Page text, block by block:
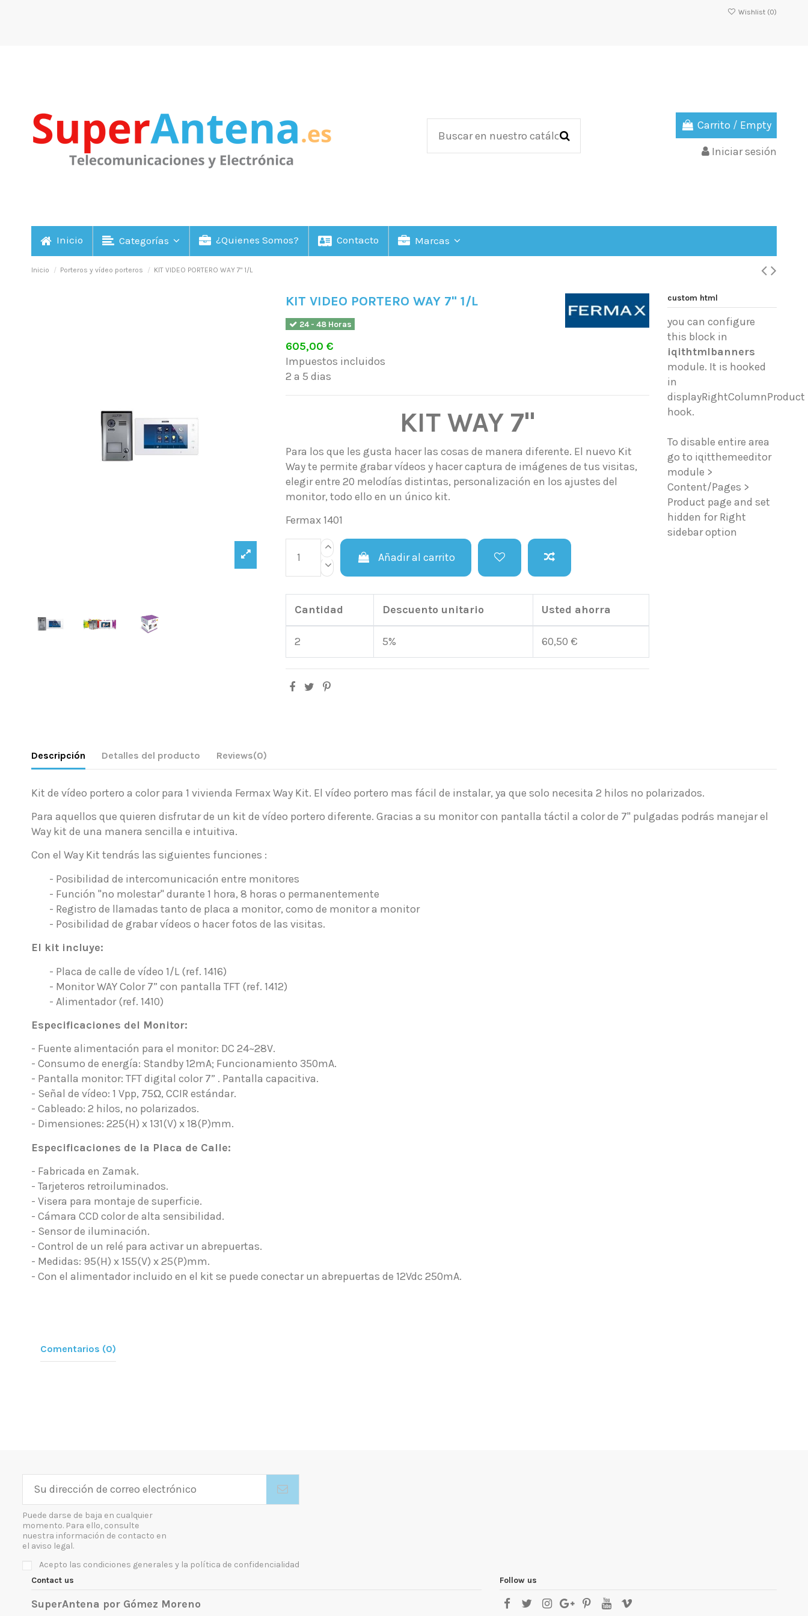
Wishlist (0)
Carrito / Empty
Iniciar sesión
Inicio Categorías ¿Quienes Somos? Contacto Marcas
Inicio Porteros y vídeo porteros KIT VIDEO PORTERO WAY 7" 1/L
KIT VIDEO PORTERO WAY 7" 1/L
24 - 48 Horas
605,00 €
Impuestos incluidos
2 a 5 dias
KIT WAY 7"
Para los que les gusta hacer las cosas de manera diferente. El nuevo Kit
Way te permite grabar vídeos y hacer captura de imágenes de tus visitas,
elegir entre 20 melodías distintas, personalización en los ajustes del
monitor, todo ello en un único kit.
Fermax 1401
Añadir al carrito
Cantidad Descuento unitario Usted ahorra
2 5% 60,50 €
custom html
you can configure
this block in
iqithtmlbanners
module. It is hooked
in
displayRightColumnProduct
hook.
To disable entire area
go to iqitthemeeditor
module >
Content/Pages >
Product page and set
hidden for Right
sidebar option
Descripción Detalles del producto Reviews(0)
Kit de vídeo portero a color para 1 vivienda Fermax Way Kit. El vídeo portero mas fácil de instalar, ya que solo necesita 2 hilos no polarizados.
Para aquellos que quieren disfrutar de un kit de vídeo portero diferente. Gracias a su monitor con pantalla táctil a color de 7" pulgadas podrás manejar el
Way kit de una manera sencilla e intuitiva.
Con el Way Kit tendrás las siguientes funciones :
- Posibilidad de intercomunicación entre monitores
- Función "no molestar" durante 1 hora, 8 horas o permanentemente
- Registro de llamadas tanto de placa a monitor, como de monitor a monitor
- Posibilidad de grabar vídeos o hacer fotos de las visitas.
El kit incluye:
- Placa de calle de vídeo 1/L (ref. 1416)
- Monitor WAY Color 7” con pantalla TFT (ref. 1412)
- Alimentador (ref. 1410)
Especificaciones del Monitor:
- Fuente alimentación para el monitor: DC 24~28V.
- Consumo de energía: Standby 12mA; Funcionamiento 350mA.
- Pantalla monitor: TFT digital color 7” . Pantalla capacitiva.
- Señal de vídeo: 1 Vpp, 75Ω, CCIR estándar.
- Cableado: 2 hilos, no polarizados.
- Dimensiones: 225(H) x 131(V) x 18(P)mm.
Especificaciones de la Placa de Calle:
- Fabricada en Zamak.
- Tarjeteros retroiluminados.
- Visera para montaje de superficie.
- Cámara CCD color de alta sensibilidad.
- Sensor de iluminación.
- Control de un relé para activar un abrepuertas.
- Medidas: 95(H) x 155(V) x 25(P)mm.
- Con el alimentador incluido en el kit se puede conectar un abrepuertas de 12Vdc 250mA.
Comentarios (0)
Puede darse de baja en cualquier
momento. Para ello, consulte
nuestra información de contacto en
el aviso legal.
Acepto las condiciones generales y la política de confidencialidad
Contact us
SuperAntena por Gómez Moreno
Follow us